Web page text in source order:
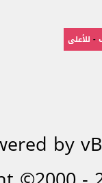
- للأعلى
by